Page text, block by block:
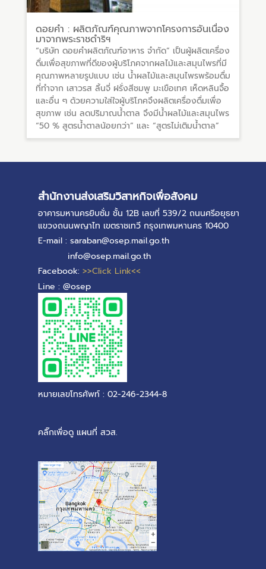
ดอยคำ : ผลิตภัณฑ์คุณภาพจากโครงการอันเนื่อง
มาจากพระราชดำริฯ
“บริษัท ดอยคำผลิตภัณฑ์อาหาร จำกัด” เป็นผู้ผลิตเครื่อง
ดื่มเพื่อสุขภาพที่ดีของผู้บริโภคจากผลไม้และสมุนไพรที่มี
คุณภาพหลายรูปแบบ เช่น น้ำผลไม้และสมุนไพรพร้อมดื่ม
ที่ทำจาก เสาวรส ลิ้นจี่ ฝรั่งสีชมพู มะเขือเทศ เห็ดหลินจื้อ
และอื่น ๆ ด้วยความใส่ใจผู้บริโภคจึงผลิตเครื่องดื่มเพื่อ
สุขภาพ เช่น ลดปริมาณน้ำตาล จึงมีน้ำผลไม้และสมุนไพร
“50 % สูตรน้ำตาลน้อยกว่า” และ “สูตรไม่เติมน้ำตาล”
สำนักงานส่งเสริมวิสาหกิจเพื่อสังคม
อาคารมหานครยิบซั่ม ชั้น 12B เลขที่ 539/2 ถนนศรีอยุธยา
แขวงถนนพญาไท เขตราชเทวี กรุงเทพมหานคร 10400
E-mail : saraban@osep.mail.go.th
info@osep.mail.go.th
Facebook: >>Click Link<<
Line : @osep
หมายเลขโทรศัพท์ : 02-246-2344-8
คลิ๊กเพื่อดู แผนที่ สวส.